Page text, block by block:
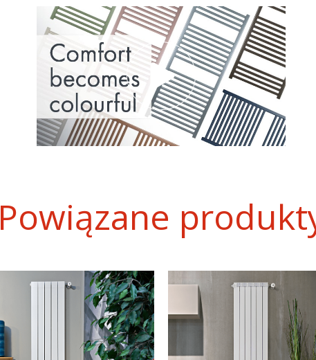
Powiązane